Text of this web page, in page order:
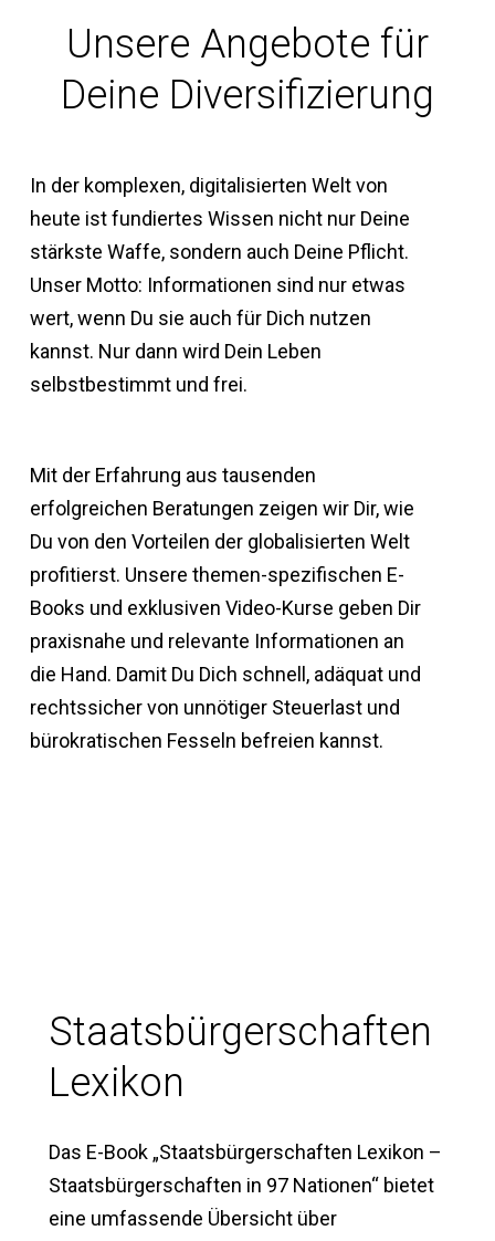
Unsere Angebote für
Deine Diversifizierung
In der komplexen, digitalisierten Welt von
heute ist fundiertes Wissen nicht nur Deine
stärkste Waffe, sondern auch Deine Pflicht.
Unser Motto: Informationen sind nur etwas
wert, wenn Du sie auch für Dich nutzen
kannst. Nur dann wird Dein Leben
selbstbestimmt und frei.
Mit der Erfahrung aus tausenden
erfolgreichen Beratungen zeigen wir Dir, wie
Du von den Vorteilen der globalisierten Welt
profitierst. Unsere themen-spezifischen E-
Books und exklusiven Video-Kurse geben Dir
praxisnahe und relevante Informationen an
die Hand. Damit Du Dich schnell, adäquat und
rechtssicher von unnötiger Steuerlast und
bürokratischen Fesseln befreien kannst.
Staatsbürgerschaften
Lexikon
Das E-Book „Staatsbürgerschaften Lexikon –
Staatsbürgerschaften in 97 Nationen“ bietet
eine umfassende Übersicht über